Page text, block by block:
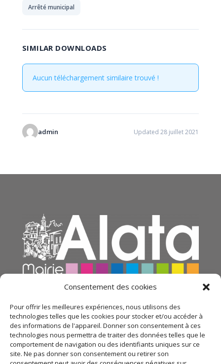
Consentement des cookies
Pour offrir les meilleures expériences, nous utilisons des
technologies telles que les cookies pour stocker et/ou accéder à
des informations de l'appareil. Donner son consentement à ces
technologies nous permettra de traiter des données telles que le
comportement de navigation ou des identifiants uniques sur ce
site. Ne pas donner son consentement ou retirer son
Arrêté municipal
SIMILAR DOWNLOADS
Aucun téléchargement similaire trouvé !
admin Updated 28 juillet 2021